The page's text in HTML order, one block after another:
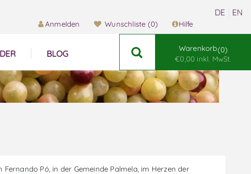
Anmelden Wunschliste (0) Hilfe
BLOG
Warenkorb 0
€0,00 inkl. MwSt.
Pó, in der Gemeinde Palmela, im Herzen der